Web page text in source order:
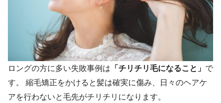
ロングの方に多い失敗事例は 「チリチリ毛になること」 で
す。 縮毛矯正をかけると髪は確実に傷み、日々のヘアケ
アを行わないと毛先がチリチリになります。